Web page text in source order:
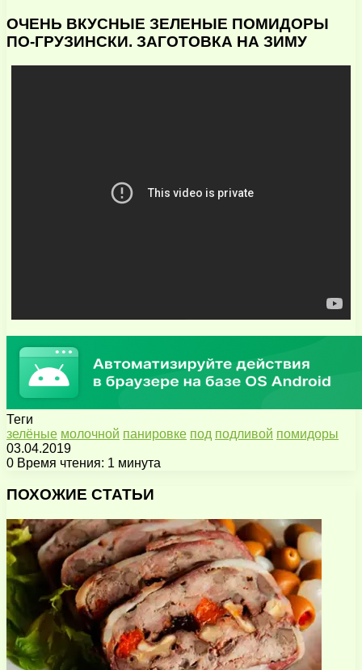
ОЧЕНЬ ВКУСНЫЕ ЗЕЛЕНЫЕ ПОМИДОРЫ
ПО-ГРУЗИНСКИ. ЗАГОТОВКА НА ЗИМУ
Теги
зелёные молочной панировке под подливой помидоры
03.04.2019
0 Время чтения: 1 минута
через
почту
ПОХОЖИЕ СТАТЬИ